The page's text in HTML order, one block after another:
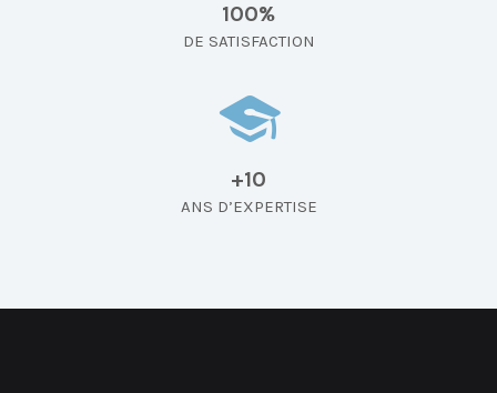
100%
DE SATISFACTION
+10
ANS D’EXPERTISE